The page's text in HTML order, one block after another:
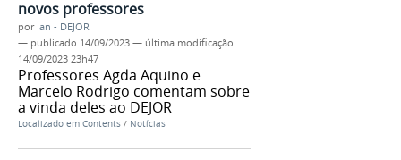
novos professores
por Ian - DEJOR
— publicado 14/09/2023 — última modificação
14/09/2023 23h47
Professores Agda Aquino e
Marcelo Rodrigo comentam sobre
a vinda deles ao DEJOR
Localizado em Contents / Notícias